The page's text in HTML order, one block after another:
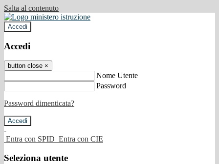
Salta al contenuto
Accedi
Accedi
button close ×
Nome Utente
Password
Password dimenticata?
-
Entra con SPID Entra con CIE
Seleziona utente